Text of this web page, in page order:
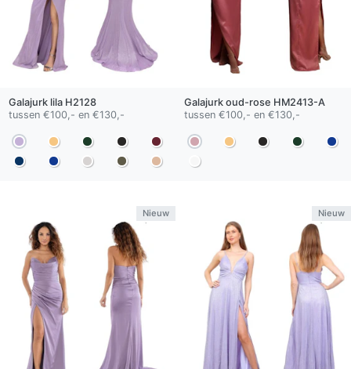
Galajurk lilaH2128
tussen €100,- en €130,-
Galajurk oud-rose HM2413-A
tussen €100,- en €130,-
Nieuw Nieuw